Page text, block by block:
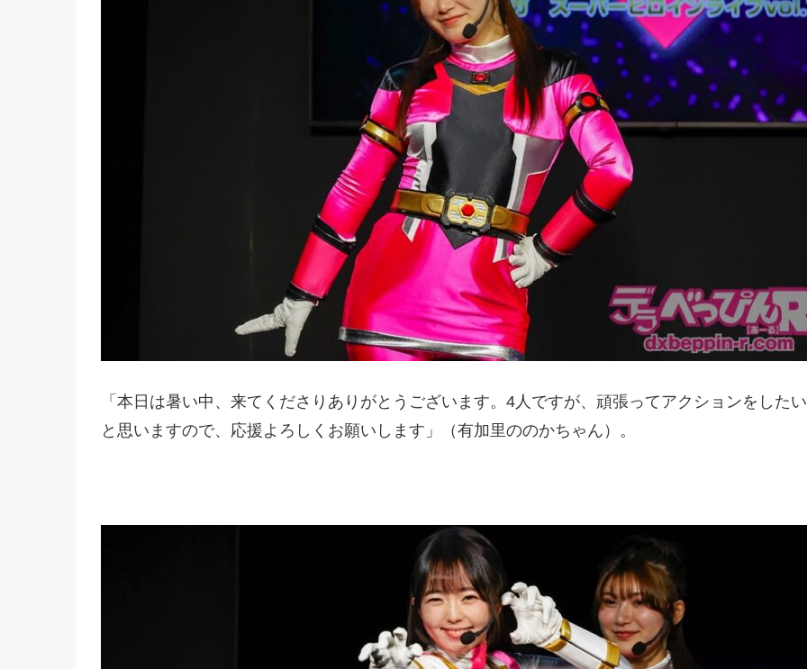
「本日は暑い中、来てくださりありがとうございます。4人ですが、頑張ってアクションをしたい
と思いますので、応援よろしくお願いします」（有加里ののかちゃん）。